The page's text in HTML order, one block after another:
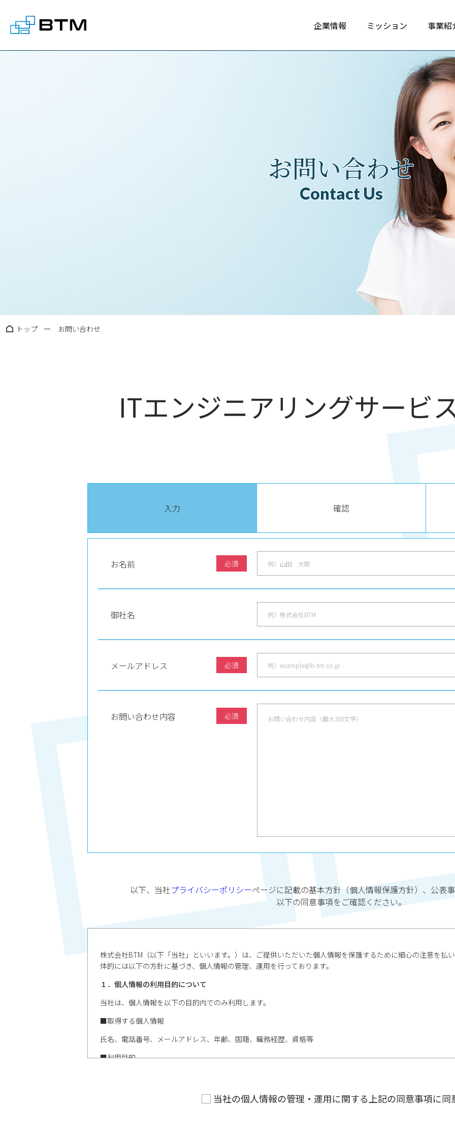
企業情報 ミッション 事業紹
お問い合わせ
Contact Us
トップ お問い合わせ
ITエンジニアリングサービ
入力 確認
お名前 必須
御社名
メールアドレス 必須
お問い合わせ内容 必須
以下、当社プライバシーポリシーページに記載の基本方針（個人情報保護方針）、公表
以下の同意事項をご確認ください。
株式会社BTM（以下「当社」といいます。）は、ご提供いただいた個人情報を保護するために細心の注意を払
体的には以下の方針に基づき、個人情報の管理、運用を行っております。
１．個人情報の利用目的について
当社は、個人情報を以下の目的内でのみ利用します。
■取得する個人情報
氏名、電話番号、メールアドレス、年齢、国籍、職務経歴、資格等
■利用目的
当社の個人情報の管理・運用に関する上記の同意事項に同